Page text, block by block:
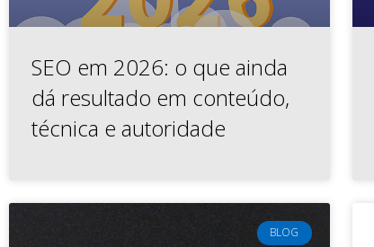
SEO em 2026: o que ainda
dá resultado em conteúdo,
técnica e autoridade
BLOG